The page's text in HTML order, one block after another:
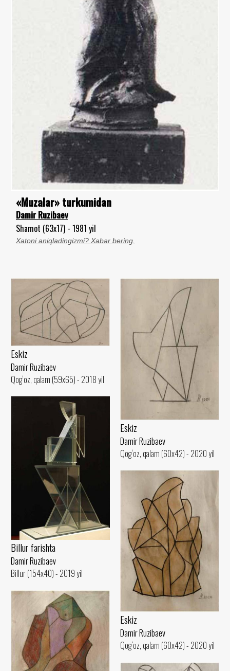
«Muzalar» turkumidan
Damir Ruzibaev
Shamot (63x17) - 1981 yil
Xatoni aniqladingizmi? Xabar bering.
Eskiz
Damir Ruzibaev
Qog‘oz, qalam (59x65) - 2018 yil
Eskiz
Damir Ruzibaev
Qog‘oz, qalam (60x42) - 2020 yil
Billur farishta
Damir Ruzibaev
Billur (154x40) - 2019 yil
Eskiz
Damir Ruzibaev
Qog‘oz, qalam (60x42) - 2020 yil